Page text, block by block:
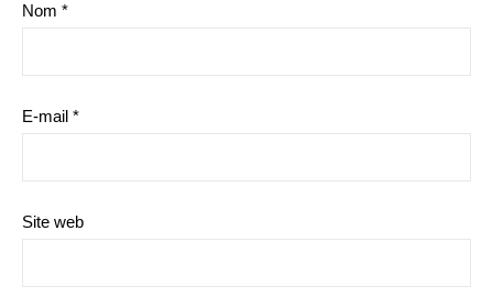
Nom *
E-mail *
Site web